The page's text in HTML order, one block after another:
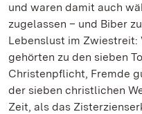
und waren damit auch
zugelassen – und Biber
Lebenslust im Zwiestreit:
gehörten zu den sieben
Christenpflicht, Fremde
der sieben christlichen
Zeit, als das